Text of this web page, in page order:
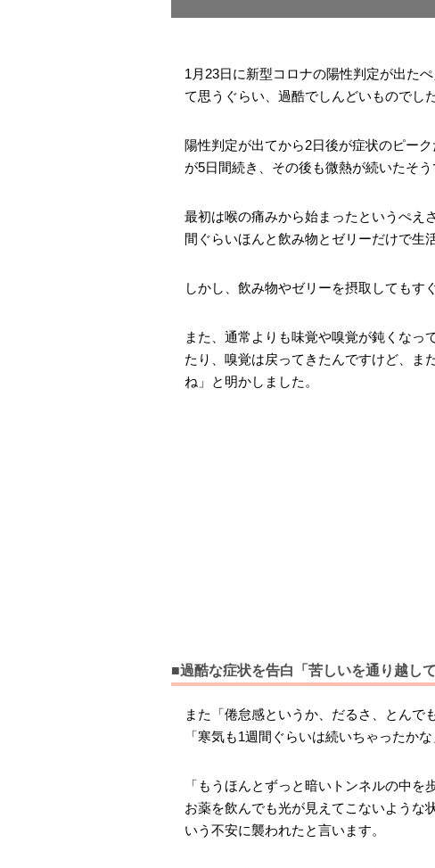
1月23日に新型コロナの陽性判定が出た
て思うぐらい、過酷でしんどいものでし
陽性判定が出てから2日後が症状のピー
が5日間続き、その後も微熱が続いたそう
最初は喉の痛みから始まったというぺえ
間ぐらいほんと飲み物とゼリーだけで生
しかし、飲み物やゼリーを摂取してもす
また、通常よりも味覚や嗅覚が鈍くなっ
たり、嗅覚は戻ってきたんですけど、ま
ね」と明かしました。
■過酷な症状を告白「苦しいを通り越し
また「倦怠感というか、だるさ、とんで
「寒気も1週間ぐらいは続いちゃったかな
「もうほんとずっと暗いトンネルの中
お薬を飲んでも光が見えてこないような
いう不安に襲われたと言います。